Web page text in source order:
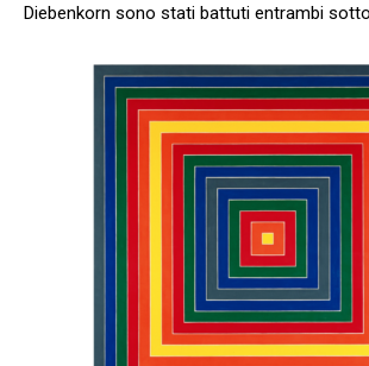
Diebenkorn sono stati battuti entrambi